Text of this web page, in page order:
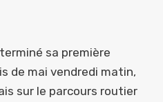
sa première
de mai vendredi matin,
sur le parcours routier